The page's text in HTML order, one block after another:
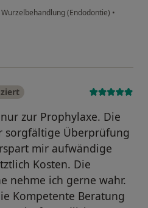
Wurzelbehandlung (Endodontie) •
zur Prophylaxe. Die
sorgfältige Überprüfung
mir aufwändige
Kosten. Die
nehme ich gerne wahr.
Kompetente Beratung